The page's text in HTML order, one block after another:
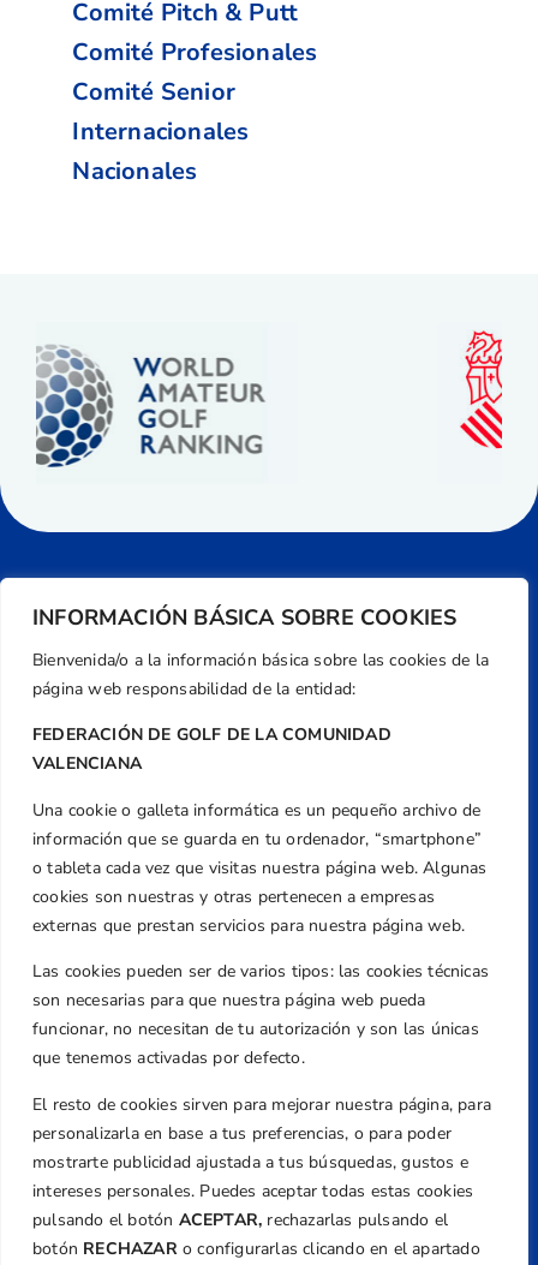
INFORMACIÓN BÁSICA SOBRE COOKIES
Bienvenida/o a la información básica sobre las cookies de la
página web responsabilidad de la entidad:
FEDERACIÓN DE GOLF DE LA COMUNIDAD
VALENCIANA
Una cookie o galleta informática es un pequeño archivo de
información que se guarda en tu ordenador, “smartphone”
o tableta cada vez que visitas nuestra página web. Algunas
cookies son nuestras y otras pertenecen a empresas
externas que prestan servicios para nuestra página web.
Las cookies pueden ser de varios tipos: las cookies técnicas
son necesarias para que nuestra página web pueda
funcionar, no necesitan de tu autorización y son las únicas
que tenemos activadas por defecto.
El resto de cookies sirven para mejorar nuestra página, para
personalizarla en base a tus preferencias, o para poder
mostrarte publicidad ajustada a tus búsquedas, gustos e
intereses personales. Puedes aceptar todas estas cookies
pulsando el botón ACEPTAR, rechazarlas pulsando el
botón RECHAZARo configurarlas clicando en el apartado
Comité Pitch & Putt
Comité Profesionales
Comité Senior
Internacionales
Nacionales
Dirección
Centre de L´Esport, Carrer d'Isaac Peral i
Caballero, Nº 5, Despachos 2 y 3, 46980,
Valencia
+34 961 367 799
Email
federacion@golfcv.com
Aviso Legal
Política de Privacidad
Transparencia
Normativa